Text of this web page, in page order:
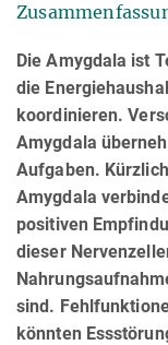
Die Amygdala ist
die
koordinieren.
Amygdala
Aufgaben.
Amygdala
positiven
dieser
sind.
könnten